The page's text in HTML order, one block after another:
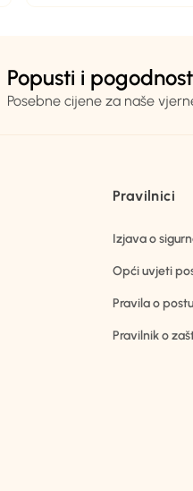
Popusti i
Posebne cijene za naše
Pravilnici
Izjava o
Opći uvjeti
Pravila o
Pravilnik o